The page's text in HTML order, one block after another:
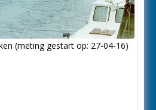
(meting gestart op: 27-04-16)